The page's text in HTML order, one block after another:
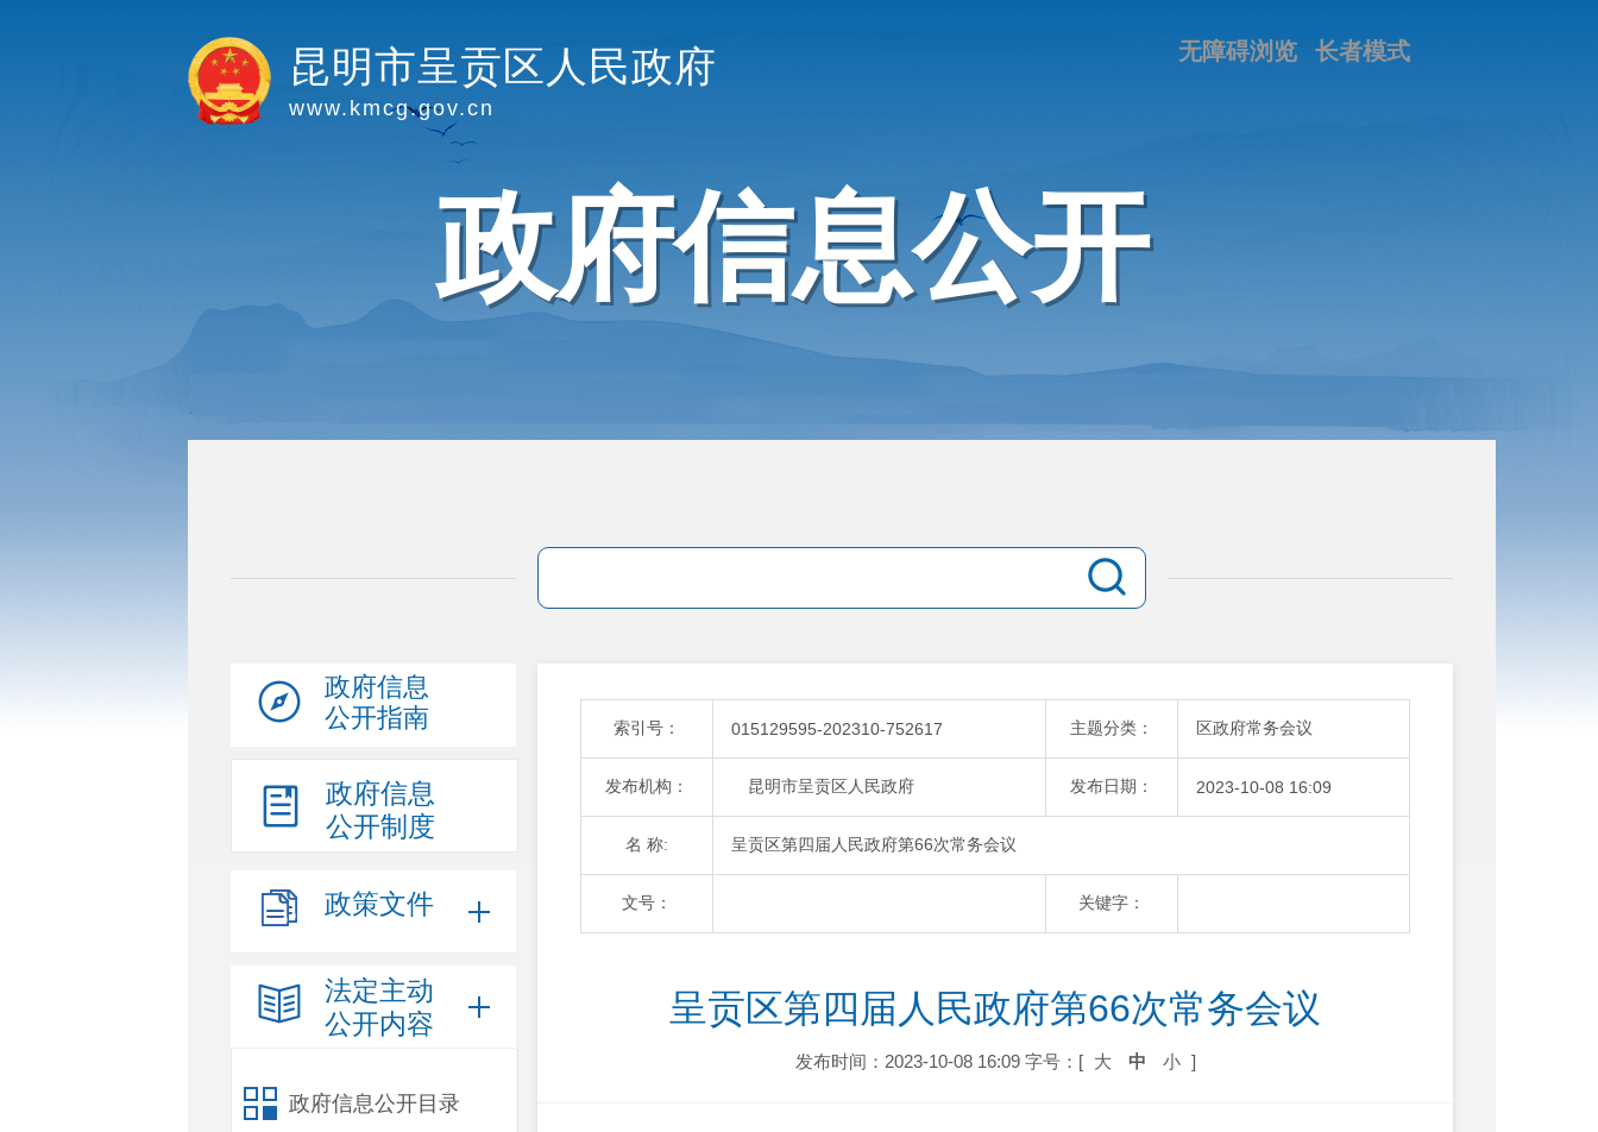
昆明市呈贡区人民政府
www.kmcg.gov.cn
长者模式
无障碍浏览
政府信息公开
政府信息
公开指南
政府信息
公开制度
政策文件
法定主动
公开内容
政府信息公开目录
索引号： 015129595-202310-752617 主题分类： 区政府常务会议
发布机构： 昆明市呈贡区人民政府 发布日期： 2023-10-08 16:09
名 称: 呈贡区第四届人民政府第66次常务会议
文号： 关键字：
呈贡区第四届人民政府第66次常务会议
发布时间：2023-10-08 16:09 字号：[ 大 中 小 ]